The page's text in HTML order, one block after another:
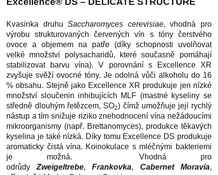
Kvasinka druhu Saccharomyces cerevisiae, vhodná pro
výrobu strukturovaných červených vín s tóny čerstvého
ovoce a objemem na patře (díky schopnosti uvolňovat
velké množství polysacharidů, které současně pomáhají
stabilizovat barvu vína). V porovnání s Excellence XR
zvyšuje svěží ovocné tóny. Je odolná vůči alkoholu do 16
% obsahu. Stejně jako Excellence XR produkuje jen nízké
množství sloučenin inhibujících MLF (mastné kyseliny se
středně dlouhým řetězcem, SO2) čímž umožňuje její rychlý
nástup a tím snižuje riziko znehodnocení vína nežádoucími
mikroorganismy (např. Brettanomyces), produkce těkavých
kyselina je také nízká. Díky tomu Excellence DS produkuje
aromaticky čistá vína. Koinokulace s mléčnými bakteriemi
je možná.
Vhodná pro
odrůdy
Zweigeltrebe, Frankovka, Cabernet Moravia,